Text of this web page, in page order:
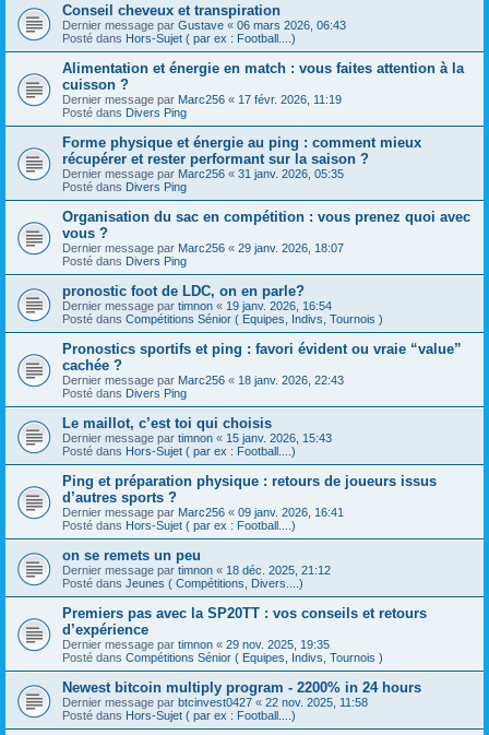
Conseil cheveux et transpiration
Dernier message par Gustave « 06 mars 2026, 06:43
Posté dans Hors-Sujet ( par ex : Football....)
Alimentation et énergie en match : vous faites attention à la
cuisson ?
Dernier message par Marc256 « 17 févr. 2026, 11:19
Posté dans Divers Ping
Forme physique et énergie au ping : comment mieux
récupérer et rester performant sur la saison ?
Dernier message par Marc256 « 31 janv. 2026, 05:35
Posté dans Divers Ping
Organisation du sac en compétition : vous prenez quoi avec
vous ?
Dernier message par Marc256 « 29 janv. 2026, 18:07
Posté dans Divers Ping
pronostic foot de LDC, on en parle?
Dernier message par timnon « 19 janv. 2026, 16:54
Posté dans Compétitions Sénior ( Equipes, Indivs, Tournois )
Pronostics sportifs et ping : favori évident ou vraie “value”
cachée ?
Dernier message par Marc256 « 18 janv. 2026, 22:43
Posté dans Divers Ping
Le maillot, c’est toi qui choisis
Dernier message par timnon « 15 janv. 2026, 15:43
Posté dans Hors-Sujet ( par ex : Football....)
Ping et préparation physique : retours de joueurs issus
d’autres sports ?
Dernier message par Marc256 « 09 janv. 2026, 16:41
Posté dans Hors-Sujet ( par ex : Football....)
on se remets un peu
Dernier message par timnon « 18 déc. 2025, 21:12
Posté dans Jeunes ( Compétitions, Divers....)
Premiers pas avec la SP20TT : vos conseils et retours
d’expérience
Dernier message par timnon « 29 nov. 2025, 19:35
Posté dans Compétitions Sénior ( Equipes, Indivs, Tournois )
Newest bitcoin multiply program - 2200% in 24 hours
Dernier message par btcinvest0427 « 22 nov. 2025, 11:58
Posté dans Hors-Sujet ( par ex : Football....)